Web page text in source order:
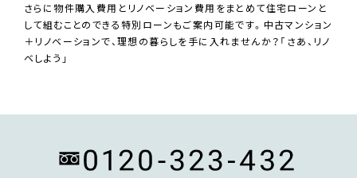
さらに物件購入費用とリノベーション費用をまとめて住宅ローンと
して組むことのできる特別ローンもご案内可能です。中古マンション
＋リノベーションで、理想の暮らしを手に入れませんか？「さあ、リノ
ベしよう」